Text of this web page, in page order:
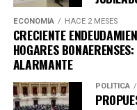
participantes en
mencionó.
Asimismo, destacó que
ECONOMÍA HACE 2 MESES
CRECIENTE
HOGARES
ALARMANTE
POLÍTICA